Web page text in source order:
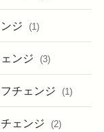
ジ (1)
ンジ (3)
チェンジ (1)
ェンジ (2)